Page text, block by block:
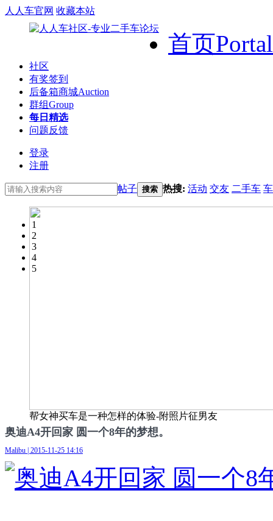
人人车官网 收藏本站
首页Portal
社区
有奖签到
后备箱商城Auction
群组Group
每日精选
问题反馈
登录
注册
帖子 搜索 热搜: 活动 交友 二手车
帮女神买车是一种怎样的体验-附照片征男友
1
2
3
4
5
奥迪A4开回家 圆一个8年的梦想。
Malibu | 2015-11-25 14:16